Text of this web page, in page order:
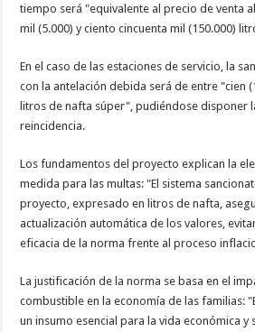
tiempo será "equivalente al precio de venta
mil (5.000) y ciento cincuenta mil (150.000)
En el caso de las estaciones de servicio, la
con la antelación debida será de entre "cien
litros de nafta súper", pudiéndose disponer
reincidencia.
Los fundamentos del proyecto explican la
medida para las multas: "El sistema
proyecto, expresado en litros de nafta,
actualización automática de los valores,
eficacia de la norma frente al proceso
La justificación de la norma se basa en el
combustible en la economía de las familias:
un insumo esencial para la vida económica y